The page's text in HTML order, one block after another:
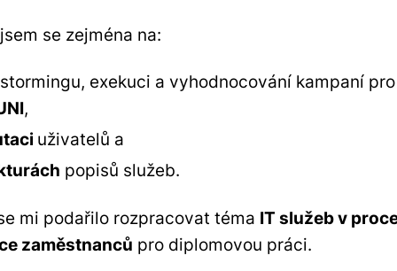
se zejména na:
exekuci a vyhodnocování kampaní pro
,
uživatelů a
popisů služeb.
mi podařilo rozpracovat téma IT služeb v
zaměstnanců pro diplomovou práci.